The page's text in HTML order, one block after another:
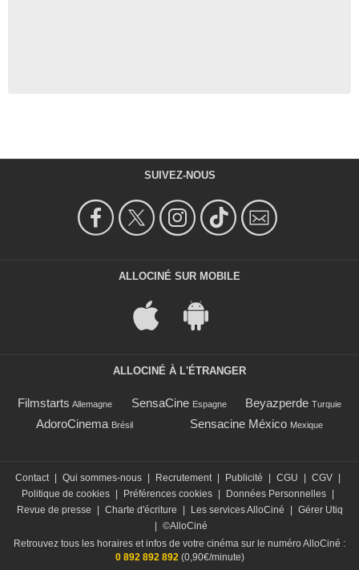
SUIVEZ-NOUS
ALLOCINÉ SUR MOBILE
ALLOCINÉ À L'ÉTRANGER
Filmstarts Allemagne SensaCine Espagne Beyazperde Turquie
AdoroCinema Brésil Sensacine México Mexique
Contact | Qui sommes-nous | Recrutement | Publicité | CGU | CGV |
Politique de cookies | Préférences cookies | Données Personnelles |
Revue de presse
| Charte d'écriture | Les services AlloCiné | Gérer Utiq
| ©AlloCiné
Retrouvez tous les horaires et infos de votre cinéma sur le numéro AlloCiné :
0 892 892 892 (0,90€/minute)